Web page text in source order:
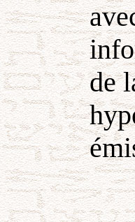
de